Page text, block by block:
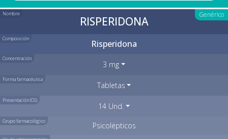
Nombre Genérico
RISPERIDONA
Composición Risperidona
Concentración
3 mg
Forma farmacéutica
Tabletas
Presentación (C6)
14 Und.
Grupo farmacológico Psicolépticos